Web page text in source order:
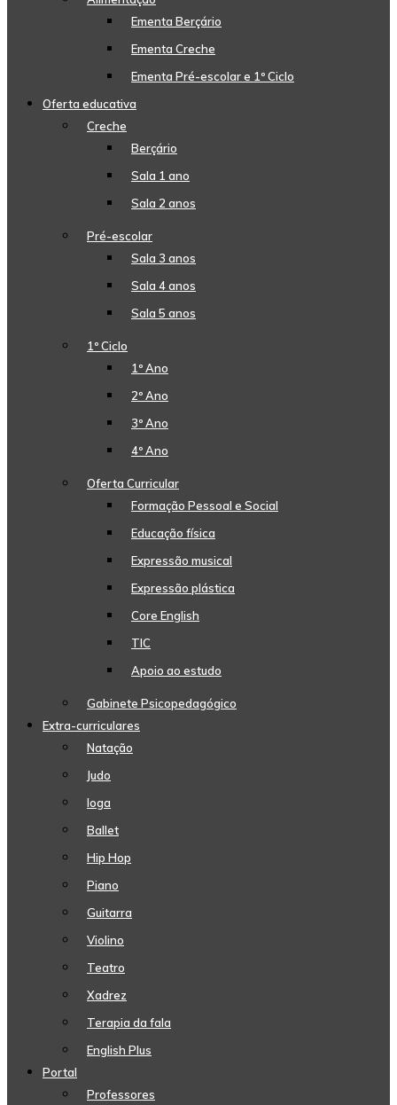
Ementa Berçário
Ementa Creche
Ementa Pré-escolar e 1º Ciclo
Oferta educativa
Creche
Berçário
Sala 1 ano
Sala 2 anos
Pré-escolar
Sala 3 anos
Sala 4 anos
Sala 5 anos
1º Ciclo
1º Ano
2º Ano
3º Ano
4º Ano
Oferta Curricular
Formação Pessoal e Social
Educação física
Expressão musical
Expressão plástica
Core English
TIC
Apoio ao estudo
Gabinete Psicopedagógico
Extra-curriculares
Natação
Judo
Ioga
Ballet
Hip Hop
Piano
Guitarra
Violino
Teatro
Xadrez
Terapia da fala
English Plus
Portal
Professores